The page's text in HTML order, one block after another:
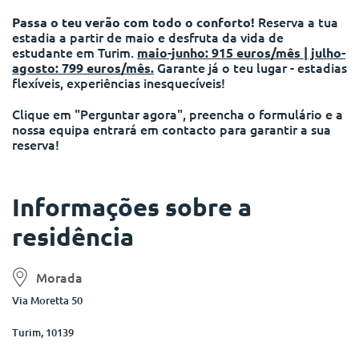
Informações sobre a
residência
Morada
Via Moretta 50
Turim, 10139
Passa o teu verão com todo o conforto! Reserva a tua
estadia a partir de maio e desfruta da vida de
estudante em Turim. maio-junho: 915 euros/mês | julho-
agosto: 799 euros/mês.Garante já o teu lugar - estadias
flexíveis, experiências inesquecíveis!
Clique em "Perguntar agora", preencha o formulário e a
nossa equipa entrará em contacto para garantir a sua
reserva!